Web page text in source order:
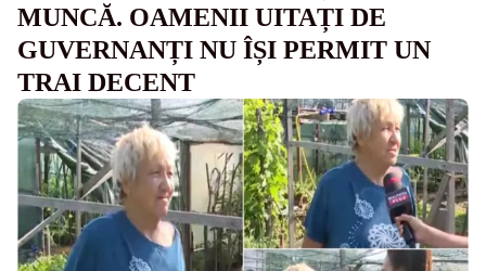
MUNCĂ. OAMENII UITAȚI DE
GUVERNANȚI NU ÎȘI PERMIT UN
TRAI DECENT